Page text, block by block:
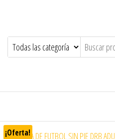
¡Oferta!